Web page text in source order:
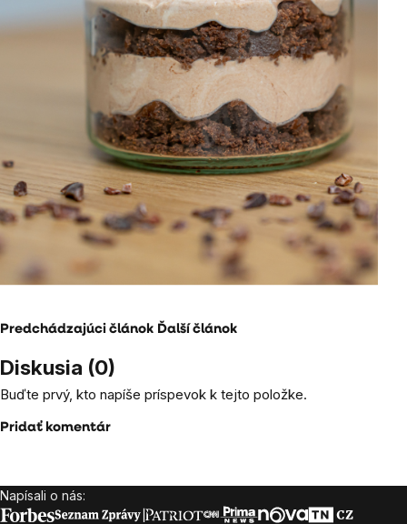
Predchádzajúci článok Ďalší článok
Diskusia (0)
Buďte prvý, kto napíše príspevok k tejto položke.
Pridať komentár
Zápätie
Napísali o nás: